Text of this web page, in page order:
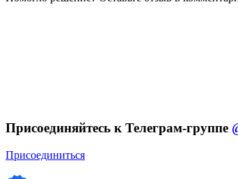
Присоединяйтесь к Телеграм-группе
Присоединиться